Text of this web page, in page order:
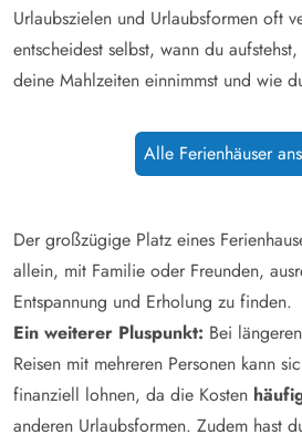
Urlaubszielen und Urlaubsformen oft
entscheidest selbst, wann du
deine Mahlzeiten einnimmst und wie
Alle Ferienhäuser
Der großzügige Platz eines
allein, mit Familie oder Freunden,
Entspannung und Erholung zu finden.
Ein weiterer Pluspunkt: Bei
Reisen mit mehreren Personen kann
finanziell lohnen, da die Kosten
anderen Urlaubsformen. Zudem hast